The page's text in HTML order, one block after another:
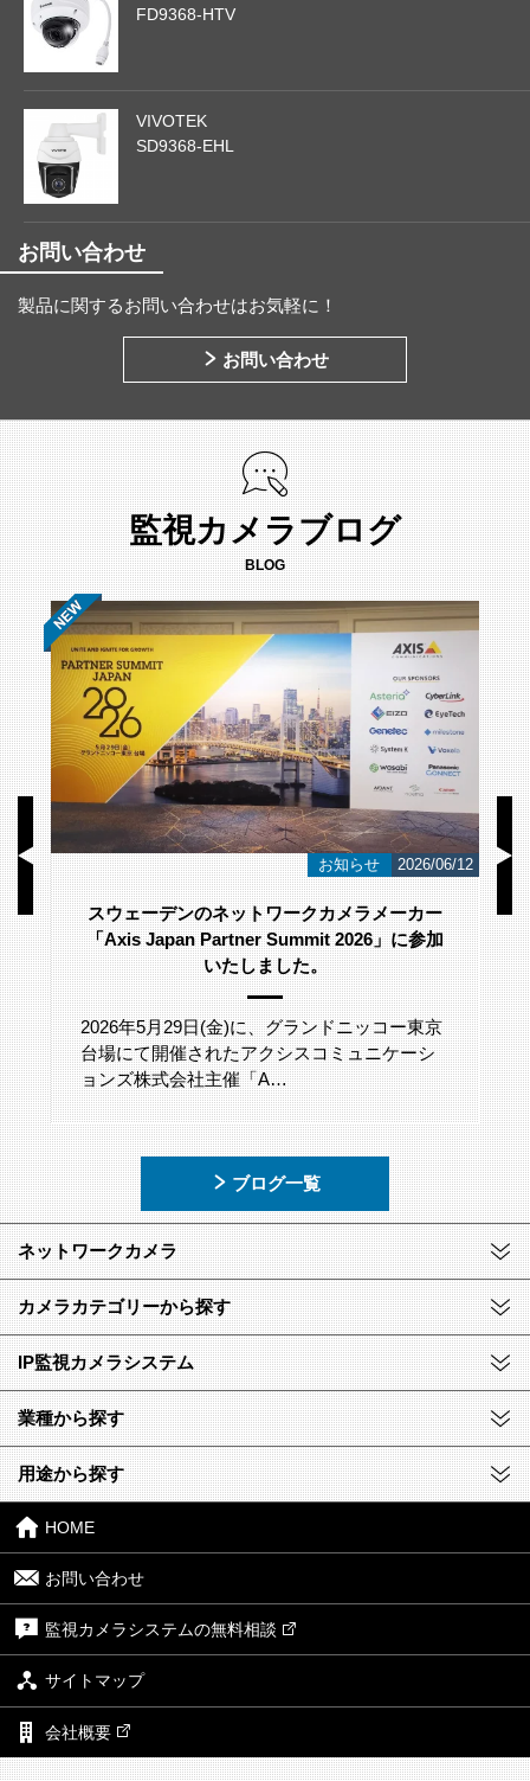
FD9368-HTV
VIVOTEK
SD9368-EHL
お問い合わせ
製品に関するお問い合わせはお気軽に！
お問い合わせ
監視カメラブログ
BLOG
23 お知らせ 2026/06/12
スウェーデンのネットワークカメラメーカー
「Axis Japan Partner Summit 2026」に参加
いたしました。
2026年5月29日(金)に、グランドニッコー東京
台場にて開催されたアクシスコミュニケーシ
ョンズ株式会社主催「A…
ブログ一覧
ネットワークカメラ
カメラカテゴリーから探す
IP監視カメラシステム
業種から探す
用途から探す
HOME
お問い合わせ
監視カメラシステムの無料相談
サイトマップ
会社概要